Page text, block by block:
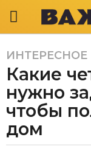
6
л
т
a
g
ИНТЕРЕСНОЕ
Какие
нужно
чтобы
дом